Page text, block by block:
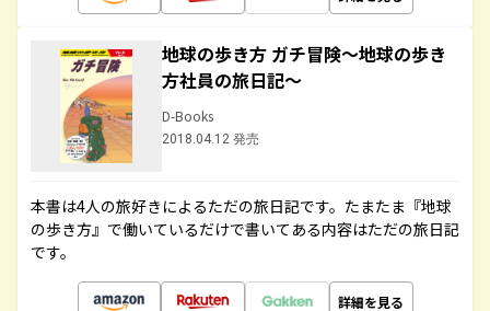
地球の歩き方 ガチ冒険～地球の歩き
方社員の旅日記～
D-Books
2018.04.12 発売
本書は4人の旅好きによるただの旅日記です。たまたま『地球
の歩き方』で働いているだけで書いてある内容はただの旅日記
です。
詳細を見る